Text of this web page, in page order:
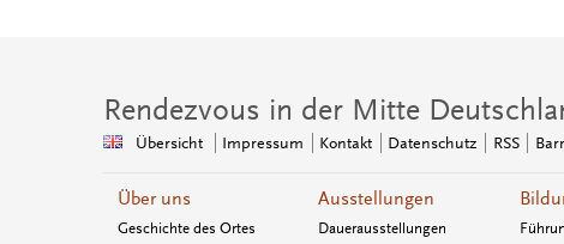
Rendezvous in der Mitte
Übersicht Impressum Kontakt Datenschutz RSS
Über uns
Geschichte des Ortes
Ausstellungen
Dauerausstellungen